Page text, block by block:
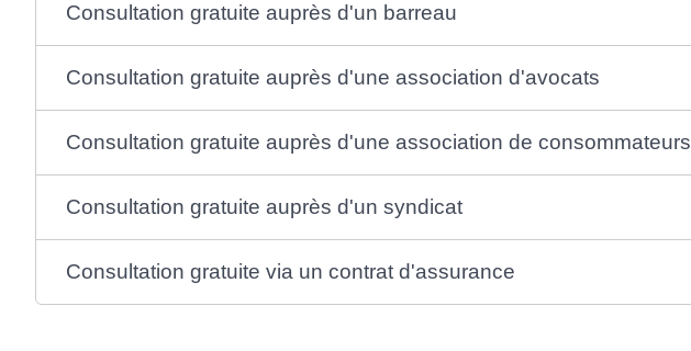
Consultation gratuite auprès d'un barreau
Consultation gratuite auprès d'une association d'avocats
Consultation gratuite auprès d'une association de consommateurs
Consultation gratuite auprès d'un syndicat
Consultation gratuite via un contrat d'assurance